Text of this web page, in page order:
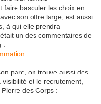
faire basculer les choix en
son offre large, est aussi
à qui elle prendra
un des commentaires de
:
parc, on trouve aussi des
et le recrutement,
des Corps :